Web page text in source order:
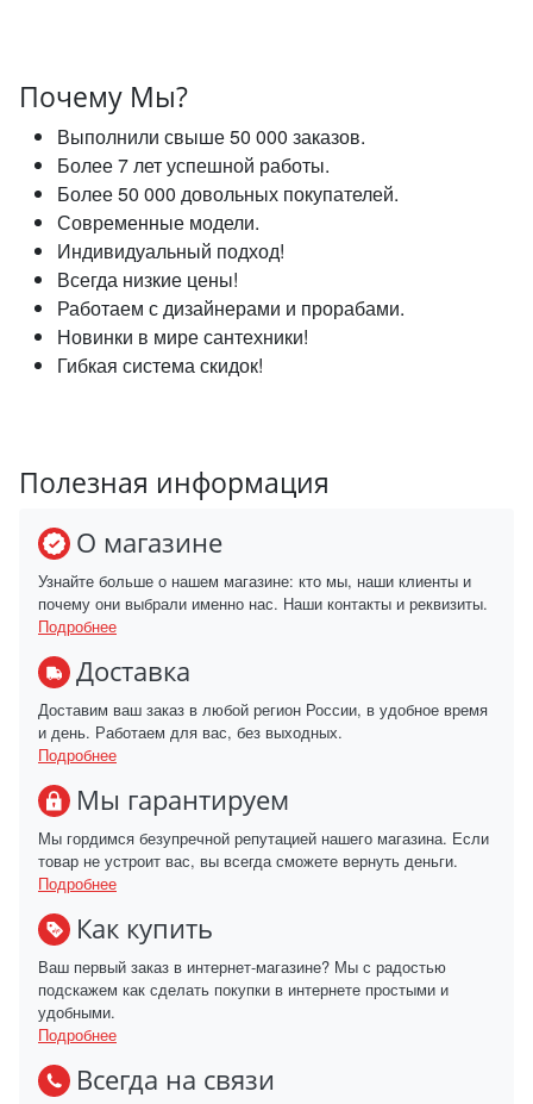
Почему Мы?
Выполнили свыше 50 000 заказов.
Более 7 лет успешной работы.
Более 50 000 довольных покупателей.
Современные модели.
Индивидуальный подход!
Всегда низкие цены!
Работаем с дизайнерами и прорабами.
Новинки в мире сантехники!
Гибкая система скидок!
Полезная информация
О магазине
Узнайте больше о нашем магазине: кто мы, наши клиенты и
почему они выбрали именно нас. Наши контакты и реквизиты.
Подробнее
Доставка
Доставим ваш заказ в любой регион России, в удобное время
и день. Работаем для вас, без выходных.
Подробнее
Мы гарантируем
Мы гордимся безупречной репутацией нашего магазина. Если
товар не устроит вас, вы всегда сможете вернуть деньги.
Подробнее
Как купить
Ваш первый заказ в интернет-магазине? Мы с радостью
подскажем как сделать покупки в интернете простыми и
удобными.
Подробнее
Всегда на связи